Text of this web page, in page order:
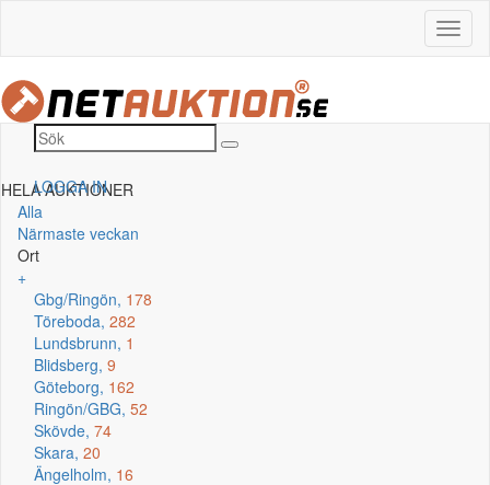
LOGGA IN
HELA AUKTIONER
Alla
Närmaste veckan
Ort
+
Gbg/Ringön, 178
Töreboda, 282
Lundsbrunn, 1
Blidsberg, 9
Göteborg, 162
Ringön/GBG, 52
Skövde, 74
Skara, 20
Ängelholm, 16